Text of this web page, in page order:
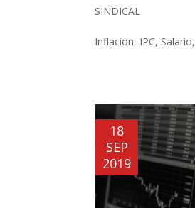
SINDICAL
Inflación, IPC, Salario,
18
SEP
2019